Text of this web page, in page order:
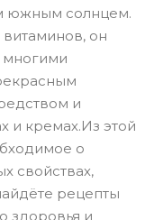
южным солнцем.
он
многими
и
и кремах.Из этой
о
свойствах,
рецепты
здоровья и